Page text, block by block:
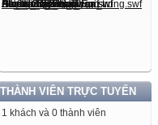
THÀNH VIÊN TRỰC TUYẾN
1 khách và 0 thành viên